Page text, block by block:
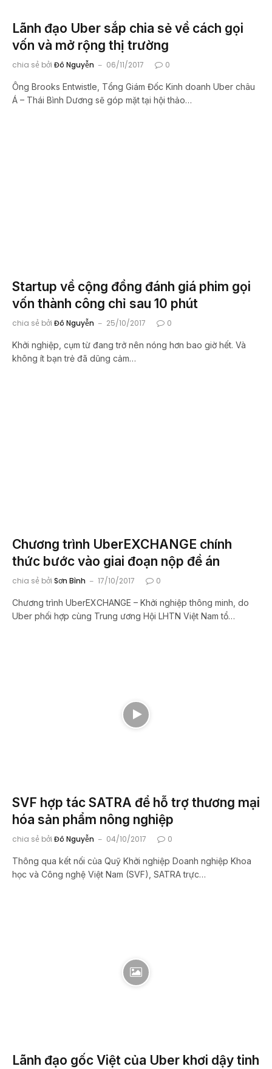
Lãnh đạo Uber sắp chia sẻ về cách gọi
vốn và mở rộng thị trường
chia sẻ bởi Đô Nguyễn 06/11/2017 0
Ông Brooks Entwistle, Tổng Giám Đốc Kinh doanh Uber châu
Á – Thái Bình Dương sẽ góp mặt tại hội thảo…
Startup về cộng đồng đánh giá phim gọi
vốn thành công chỉ sau 10 phút
chia sẻ bởi Đô Nguyễn 25/10/2017 0
Khởi nghiệp, cụm từ đang trở nên nóng hơn bao giờ hết. Và
không ít bạn trẻ đã dũng cảm…
Chương trình UberEXCHANGE chính
thức bước vào giai đoạn nộp đề án
chia sẻ bởi Sơn Bình 17/10/2017 0
Chương trình UberEXCHANGE – Khởi nghiệp thông minh, do
Uber phối hợp cùng Trung ương Hội LHTN Việt Nam tổ…
SVF hợp tác SATRA để hỗ trợ thương mại
hóa sản phẩm nông nghiệp
chia sẻ bởi Đô Nguyễn 04/10/2017 0
Thông qua kết nối của Quỹ Khởi nghiệp Doanh nghiệp Khoa
học và Công nghệ Việt Nam (SVF), SATRA trực…
Lãnh đạo gốc Việt của Uber khơi dậy tinh